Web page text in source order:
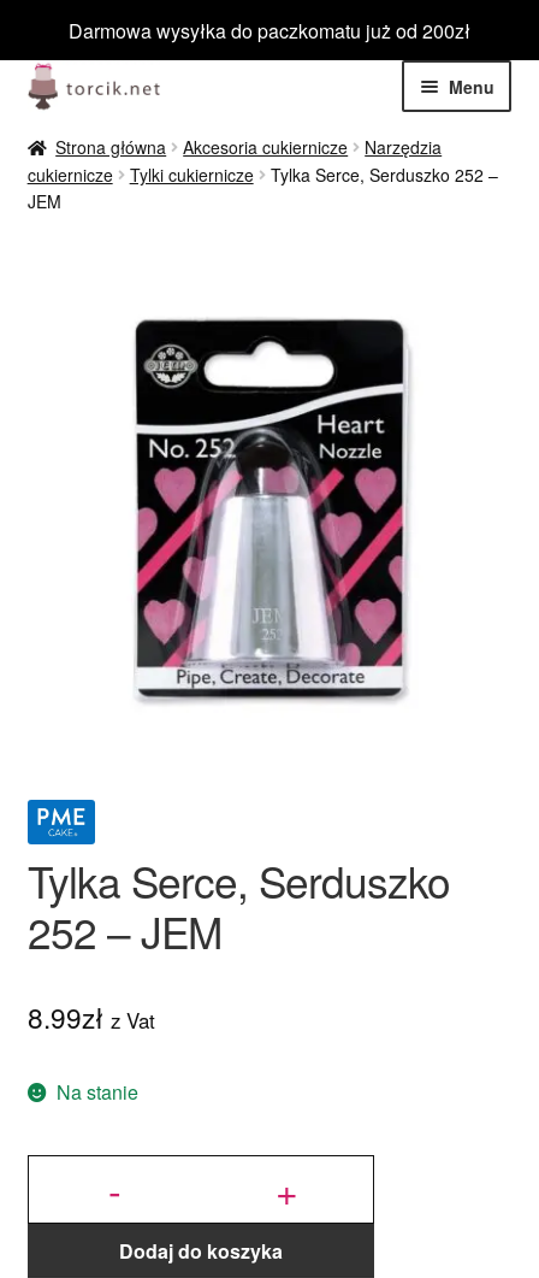
Darmowa wysyłka do paczkomatu już od 200zł
Przejdź
do
nawigacji
Przejdź
do
treści
Menu
Jadalne
menu
Niejadalne
Ozdoby na tort weselny
Strona główna Akcesoria cukiernicze
Narzędzia
cukiernicze
Tylki cukiernicze
Tylka Serce, Serduszko 252 –
JEM
Tylka Serce, Serduszko
252 – JEM
8.99zł z Vat
Na stanie
-
ilość Tylka
252 - JEM +
Dodaj do koszyka